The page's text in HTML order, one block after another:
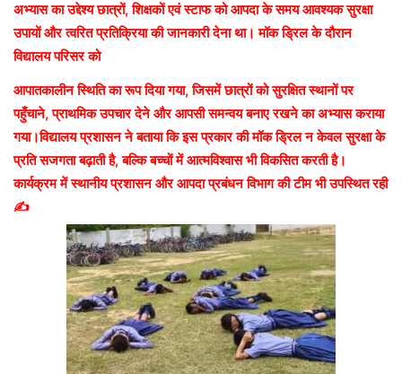
अभ्यास का उद्देश्य छात्रों, शिक्षकों एवं स्टाफ को आपदा के समय आवश्यक सुरक्षा
उपायों और त्वरित प्रतिक्रिया की जानकारी देना था। मॉक ड्रिल के दौरान
विद्यालय परिसर को
आपातकालीन स्थिति का रूप दिया गया, जिसमें छात्रों को सुरक्षित स्थानों पर
पहुँचाने, प्राथमिक उपचार देने और आपसी समन्वय बनाए रखने का अभ्यास कराया
गया।विद्यालय प्रशासन ने बताया कि इस प्रकार की मॉक ड्रिल न केवल सुरक्षा के
प्रति सजगता बढ़ाती है, बल्कि बच्चों में आत्मविश्वास भी विकसित करती है।
कार्यक्रम में स्थानीय प्रशासन और आपदा प्रबंधन विभाग की टीम भी उपस्थित रही
✍️